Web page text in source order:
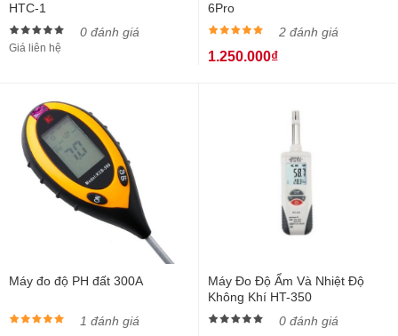
HTC-1
0 đánh giá
Giá liên hệ
6Pro
2 đánh giá
1.250.000₫
Máy đo độ PH đất 300A
1 đánh giá
Máy Đo Độ Ẩm Và Nhiệt Độ
Không Khí HT-350
0 đánh giá